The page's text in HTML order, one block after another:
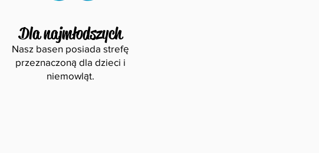
Dla najmłodszych
Nasz basen posiada strefę
przeznaczoną dla dzieci i
niemowląt.